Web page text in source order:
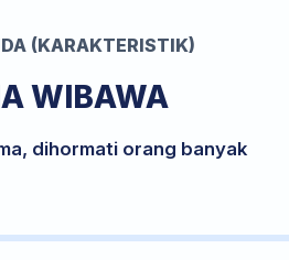
(KARAKTERISTIK)
WIBAWA
dihormati orang banyak